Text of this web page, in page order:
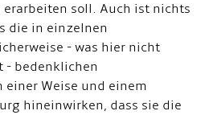
soll. Auch ist nichts
die in einzelnen
- was hier nicht
- bedenklichen
einer Weise und einem
hineinwirken, dass sie die